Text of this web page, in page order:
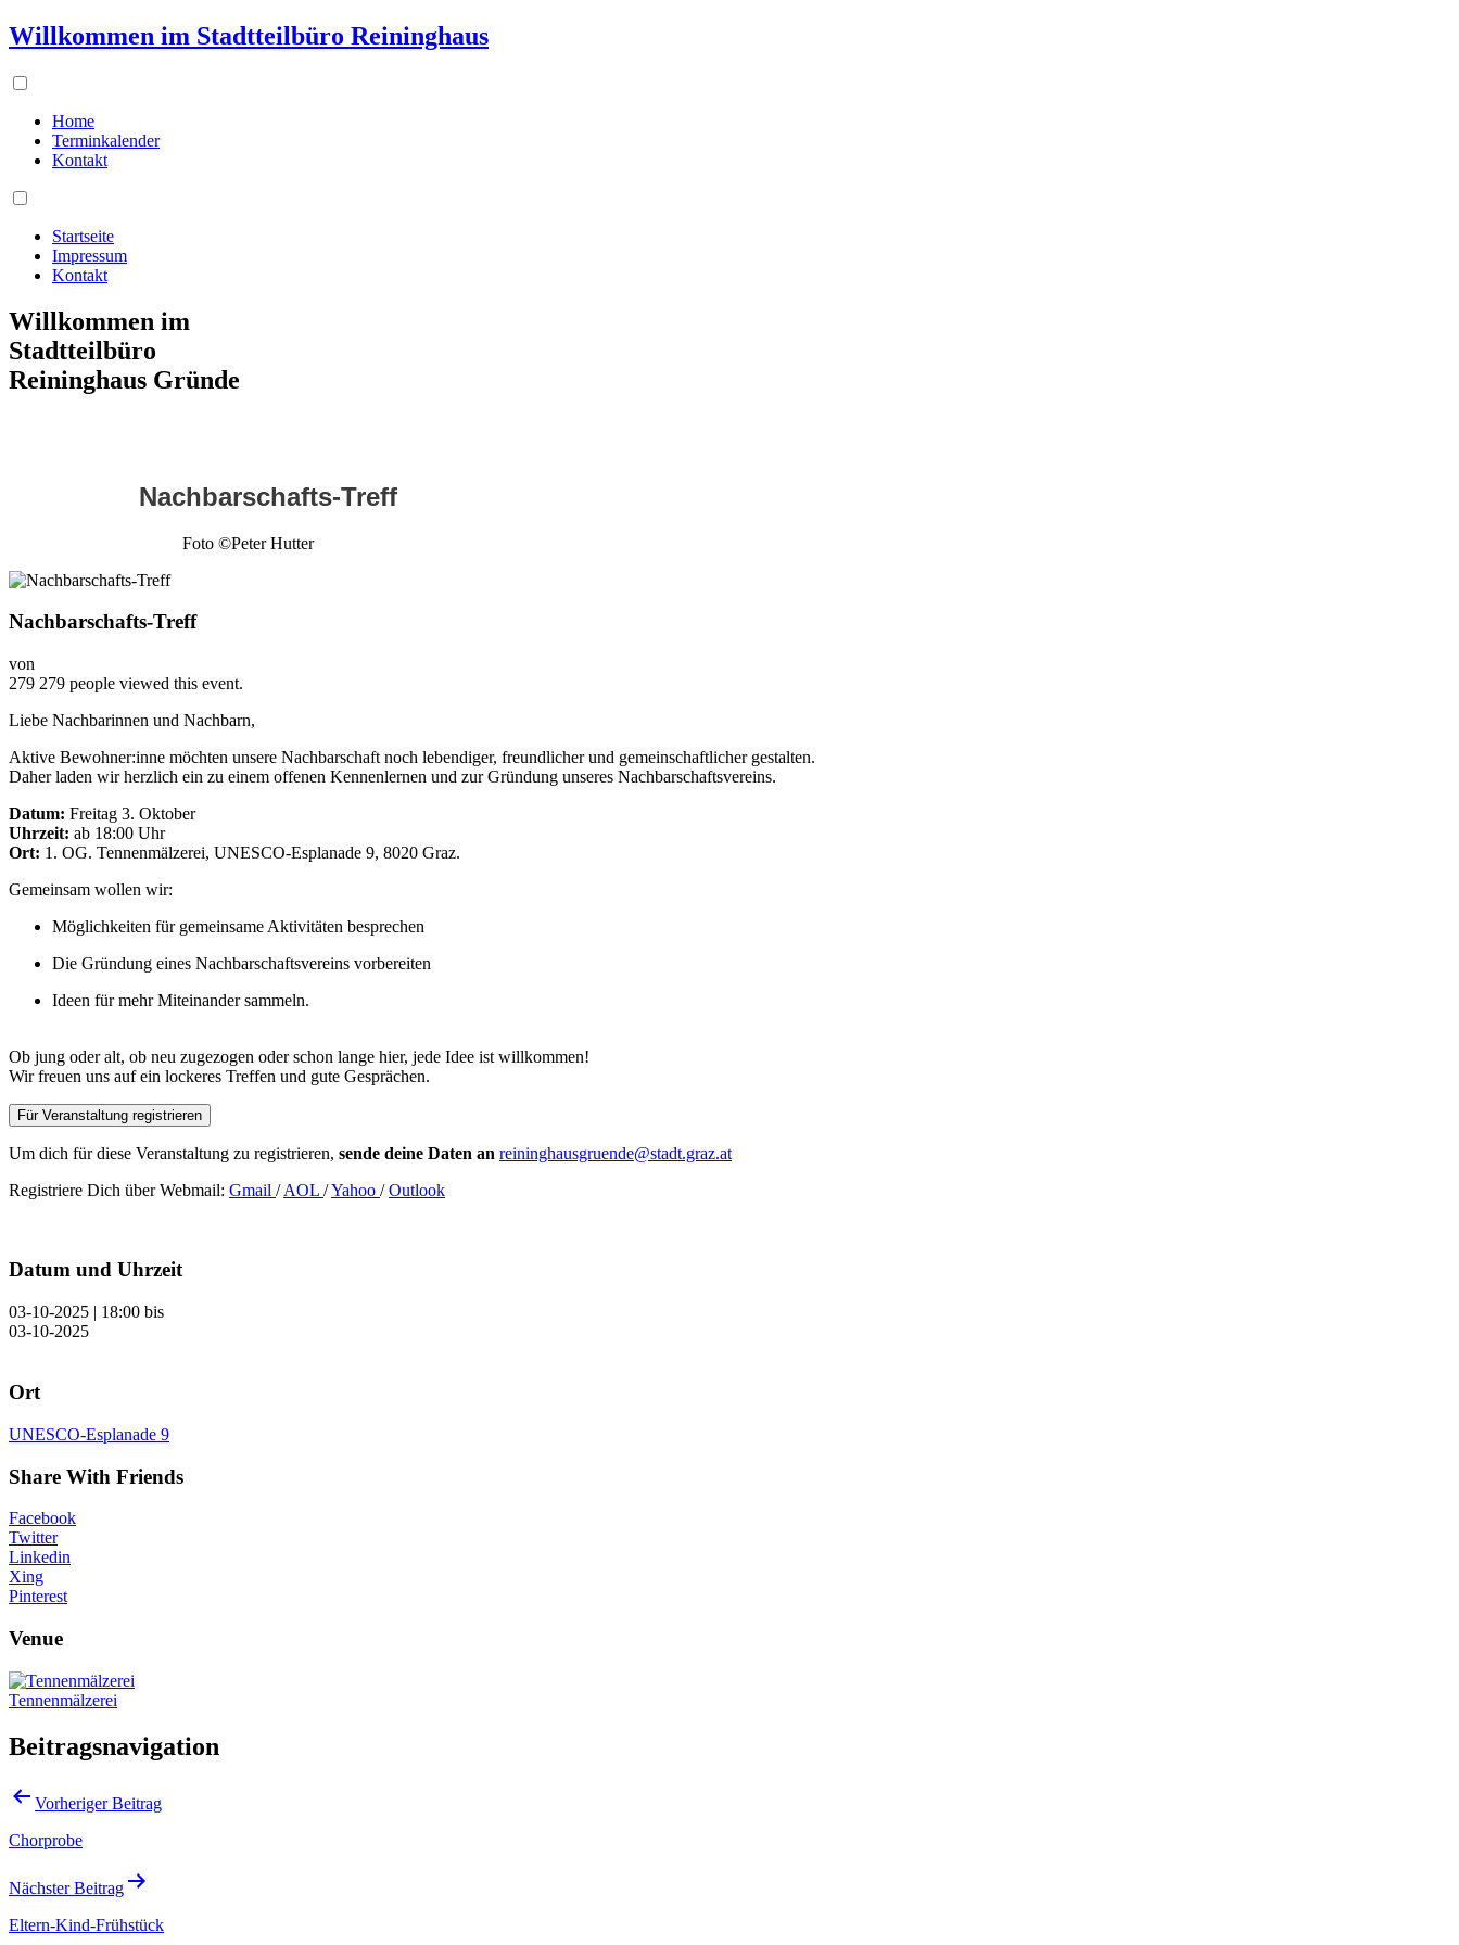
Willkommen im Stadtteilbüro Reininghaus
Home
Terminkalender
Kontakt
Startseite
Impressum
Kontakt
Willkommen im
Stadtteilbüro
Reininghaus Gründe
Nachbarschafts-Treff
Foto ©Peter Hutter
Nachbarschafts-Treff
von
279 279 people viewed this event.
Liebe Nachbarinnen und Nachbarn,
Aktive Bewohner:inne möchten unsere Nachbarschaft noch lebendiger, freundlicher und gemeinschaftlicher gestalten.
Daher laden wir herzlich ein zu einem offenen Kennenlernen und zur Gründung unseres Nachbarschaftsvereins.
Datum: Freitag 3. Oktober
Uhrzeit: ab 18:00 Uhr
Ort: 1. OG. Tennenmälzerei, UNESCO-Esplanade 9, 8020 Graz.
Gemeinsam wollen wir:
Möglichkeiten für gemeinsame Aktivitäten besprechen
Die Gründung eines Nachbarschaftsvereins vorbereiten
Ideen für mehr Miteinander sammeln.
Ob jung oder alt, ob neu zugezogen oder schon lange hier, jede Idee ist willkommen!
Wir freuen uns auf ein lockeres Treffen und gute Gesprächen.
Für Veranstaltung registrieren
Um dich für diese Veranstaltung zu registrieren, sende deine Daten an reininghausgruende@stadt.graz.at
Registriere Dich über Webmail: Gmail /AOL /Yahoo /Outlook
Datum und Uhrzeit
03-10-2025 | 18:00 bis
03-10-2025
Ort
UNESCO-Esplanade 9
Share With Friends
Facebook
Twitter
Linkedin
Xing
Pinterest
Venue
Tennenmälzerei
Beitragsnavigation
Vorheriger Beitrag
Chorprobe
Nächster Beitrag
Eltern-Kind-Frühstück